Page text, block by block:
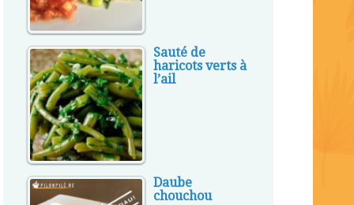
Sauté de
haricots verts à
l’ail
Daube
chouchou